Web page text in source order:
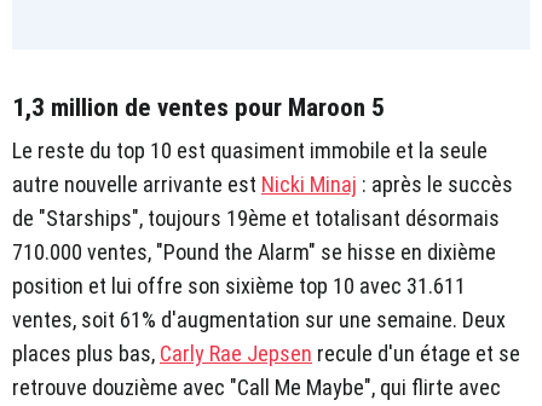
1,3 million de ventes pour Maroon 5
Le reste du top 10 est quasiment immobile et la seule
autre nouvelle arrivante est Nicki Minaj : après le succès
de "Starships", toujours 19ème et totalisant désormais
710.000 ventes, "Pound the Alarm" se hisse en dixième
position et lui offre son sixième top 10 avec 31.611
ventes, soit 61% d'augmentation sur une semaine. Deux
places plus bas, Carly Rae Jepsen recule d'un étage et se
retrouve douzième avec "Call Me Maybe", qui flirte avec